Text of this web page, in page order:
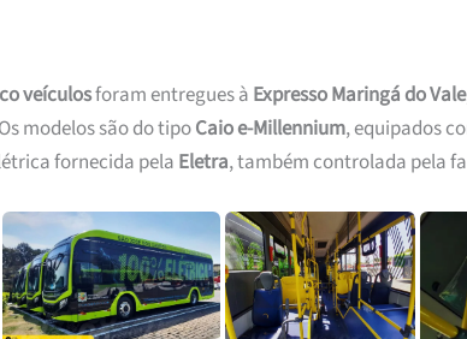
veículosforam entregues à Expresso Maringá do Vale
modelos são do tipoCaio e-Millennium, equipados
fornecida pela Eletra, também controlada pela